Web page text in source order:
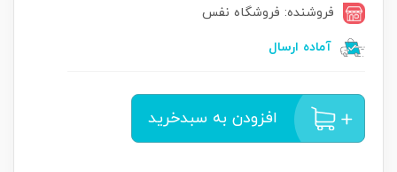
فروشنده: فروشگاه نفس
آماده ارسال
افزودن به سبدخرید